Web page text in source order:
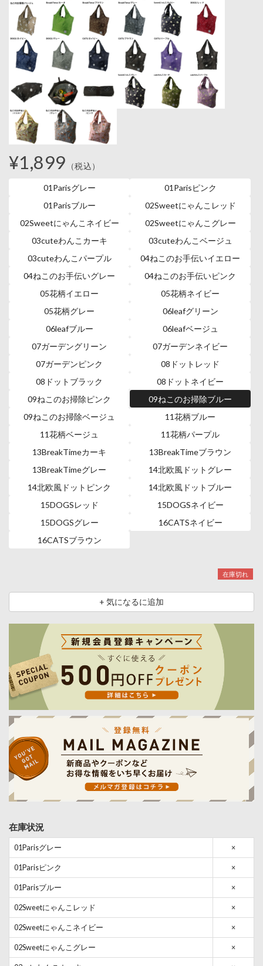
¥1,899 （税込）
01Parisグレー
01Parisピンク
01Parisブルー
02Sweetにゃんこレッド
02Sweetにゃんこネイビー
02Sweetにゃんこグレー
03cuteわんこカーキ
03cuteわんこベージュ
03cuteわんこパープル
04ねこのお手伝いイエロー
04ねこのお手伝いグレー
04ねこのお手伝いピンク
05花柄イエロー
05花柄ネイビー
05花柄グレー
06leafグリーン
06leafブルー
06leafベージュ
07ガーデングリーン
07ガーデンネイビー
07ガーデンピンク
08ドットレッド
08ドットブラック
08ドットネイビー
09ねこのお掃除ピンク
09ねこのお掃除ブルー
09ねこのお掃除ベージュ
11花柄ブルー
11花柄ベージュ
11花柄パープル
13BreakTimeカーキ
13BreakTimeブラウン
13BreakTimeグレー
14北欧風ドットグレー
14北欧風ドットピンク
14北欧風ドットブルー
15DOGSレッド
15DOGSネイビー
15DOGSグレー
16CATSネイビー
16CATSブラウン
在庫切れ
+ 気になるに追加
在庫状況
01Parisグレー ×
01Parisピンク ×
01Parisブルー ×
02Sweetにゃんこレッド ×
02Sweetにゃんこネイビー ×
02Sweetにゃんこグレー ×